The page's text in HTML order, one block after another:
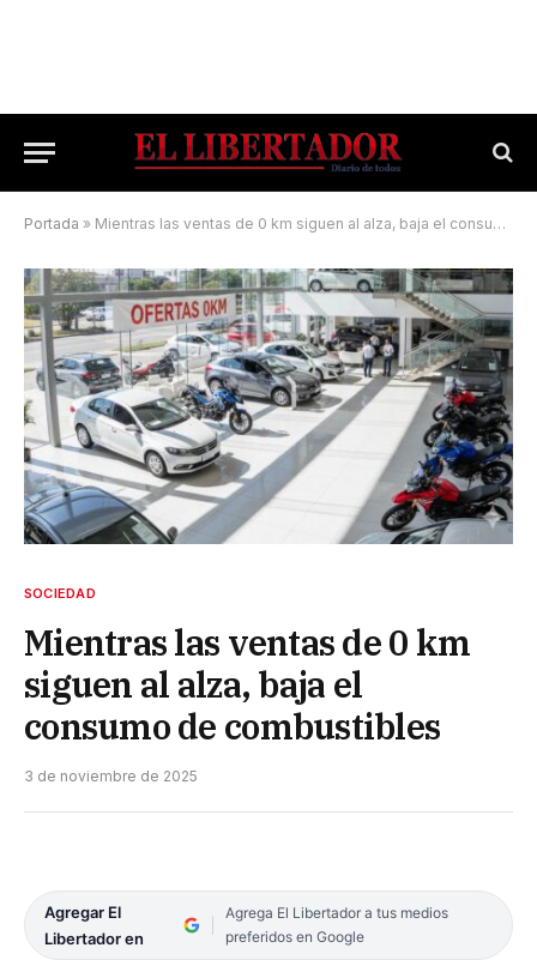
Portada » Mientras las ventas de 0 km siguen al alza, baja el consumo de combustibles
SOCIEDAD
Mientras las ventas de 0 km
siguen al alza, baja el
consumo de combustibles
3 de noviembre de 2025
Agregar El
Libertador en
Agrega El Libertador a tus medios
preferidos en Google